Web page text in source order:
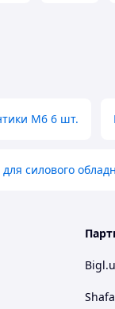
M6 6 шт.
силового
Shafa